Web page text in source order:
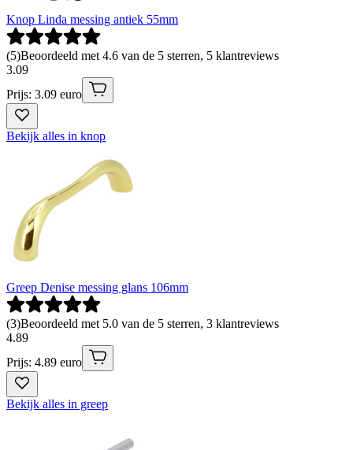
Knop Linda messing antiek 55mm
(5)Beoordeeld met 4.6 van de 5 sterren, 5 klantreviews
3.09
Prijs: 3.09 euro
Bekijk alles in knop
Greep Denise messing glans 106mm
(3)Beoordeeld met 5.0 van de 5 sterren, 3 klantreviews
4.89
Prijs: 4.89 euro
Bekijk alles in greep